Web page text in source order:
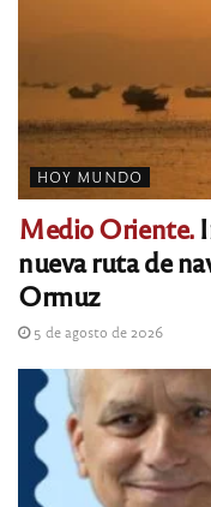
HOY MUNDO
Medio Oriente.
nueva ruta de
Ormuz
5 de agosto de 2026